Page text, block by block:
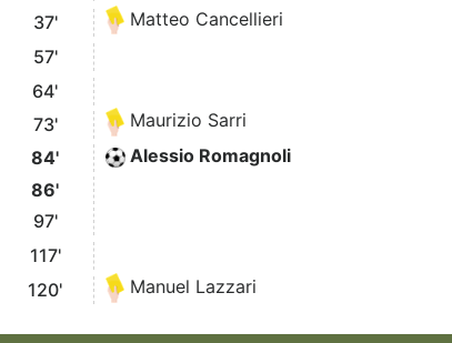
37'
Matteo Cancellieri
57'
64'
73'
Maurizio Sarri
84'
Alessio Romagnoli
86'
97'
117'
120'
Manuel Lazzari